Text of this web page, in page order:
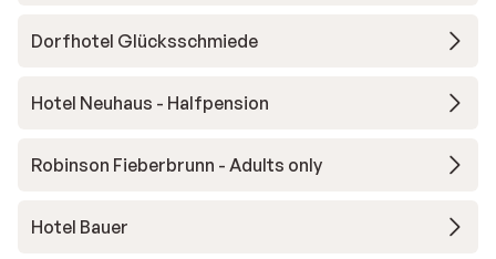
Dorfhotel Glücksschmiede
Hotel Neuhaus - Halfpension
Robinson Fieberbrunn - Adults only
Hotel Bauer